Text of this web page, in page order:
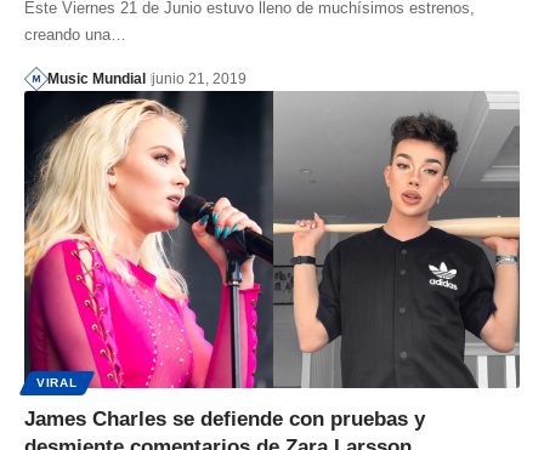
Este Viernes 21 de Junio estuvo lleno de muchísimos estrenos,
creando una…
Music Mundial junio 21, 2019
VIRAL
James Charles se defiende con pruebas y